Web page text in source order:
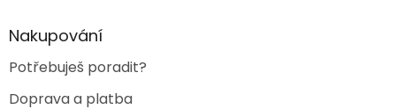
Nakupování
Potřebuješ poradit?
Doprava a platba